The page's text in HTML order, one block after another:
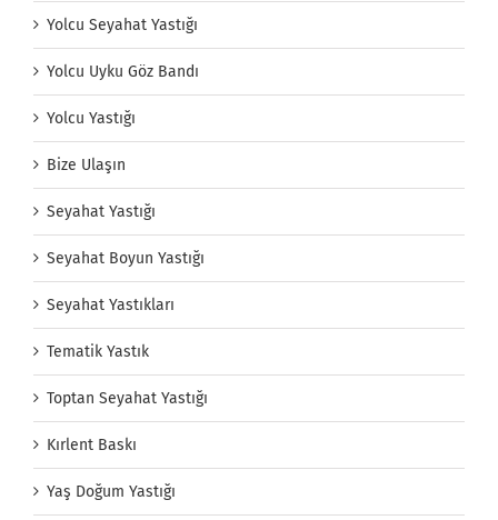
Yolcu Seyahat Yastığı
Yolcu Uyku Göz Bandı
Yolcu Yastığı
Bize Ulaşın
Seyahat Yastığı
Seyahat Boyun Yastığı
Seyahat Yastıkları
Tematik Yastık
Toptan Seyahat Yastığı
Kırlent Baskı
Yaş Doğum Yastığı